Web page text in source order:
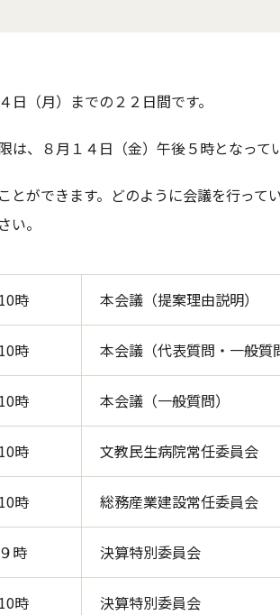
（月）までの２２日間です。
、８月１４日（金）午後５時となってい
ができます。どのように会議を行って
。
時 本会議（提案理由説明）
時 本会議（代表質問・一般質
時 本会議（一般質問）
時 文教民生病院常任委員会
時 総務産業建設常任委員会
時 決算特別委員会
時 決算特別委員会